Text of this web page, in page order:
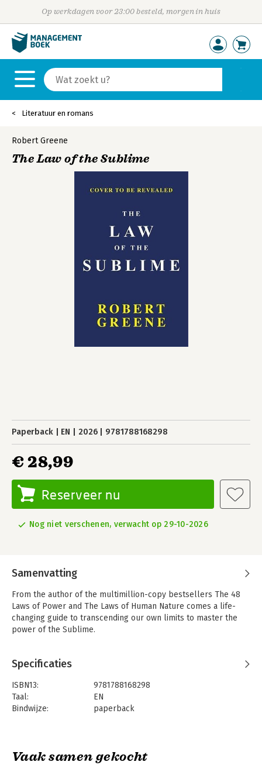
Op werkdagen voor 23:00 besteld, morgen in huis
Literatuur en romans
Robert Greene
The Law of the Sublime
Paperback EN 2026 9781788168298
€ 28,99
Reserveer nu
Nog niet verschenen, verwacht op 29-10-2026
Samenvatting
From the author of the multimillion-copy bestsellers The 48
Laws of Power and The Laws of Human Nature comes a life-
changing guide to transcending our own limits to master the
power of the Sublime.
Specificaties
ISBN13:
9781788168298
Taal:
EN
Bindwijze:
paperback
Vaak samen gekocht